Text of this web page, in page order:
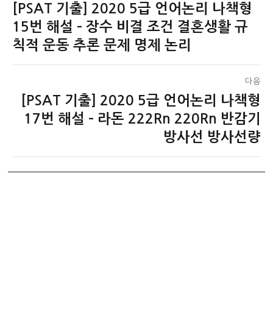
탐
색
이
전
글:
[PSAT 기출] 2020 5급 언어논리 나책형
15번 해설 – 장수 비결 조건 결혼생활 규
칙적 운동 추론 문제 명제 논리
다음
[PSAT 기출] 2020 5급 언어논리 나책형
17번 해설 – 라돈 222Rn 220Rn 반감기
방사선 방사선량